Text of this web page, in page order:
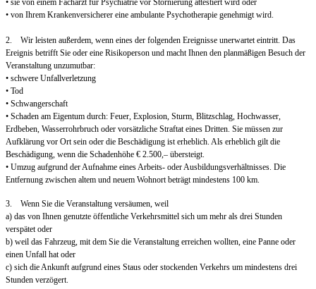
• sie von einem Facharzt für Psychiatrie vor Stornierung attestiert wird oder
• von Ihrem Krankenversicherer eine ambulante Psychotherapie genehmigt wird.
2. Wir leisten außerdem, wenn eines der folgenden Ereignisse unerwartet eintritt. Das
Ereignis betrifft Sie oder eine Risikoperson und macht Ihnen den planmäßigen Besuch der
Veranstaltung unzumutbar:
• schwere Unfallverletzung
• Tod
• Schwangerschaft
• Schaden am Eigentum durch: Feuer, Explosion, Sturm, Blitzschlag, Hochwasser,
Erdbeben, Wasserrohrbruch oder vorsätzliche Straftat eines Dritten. Sie müssen zur
Aufklärung vor Ort sein oder die Beschädigung ist erheblich. Als erheblich gilt die
Beschädigung, wenn die Schadenhöhe € 2.500,– übersteigt.
• Umzug aufgrund der Aufnahme eines Arbeits- oder Ausbildungsverhältnisses. Die
Entfernung zwischen altem und neuem Wohnort beträgt mindestens 100 km.
3. Wenn Sie die Veranstaltung versäumen, weil
a) das von Ihnen genutzte öffentliche Verkehrsmittel sich um mehr als drei Stunden
verspätet oder
b) weil das Fahrzeug, mit dem Sie die Veranstaltung erreichen wollten, eine Panne oder
einen Unfall hat oder
c) sich die Ankunft aufgrund eines Staus oder stockenden Verkehrs um mindestens drei
Stunden verzögert.